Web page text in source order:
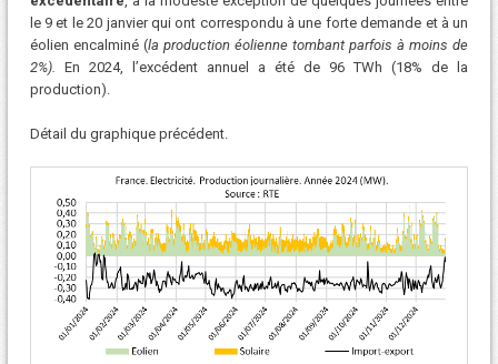
le 9 et le 20 janvier qui ont correspondu à une forte demande et à un
éolien encalminé (la production éolienne tombant parfois à moins de
2%). En 2024, l’excédent annuel a été de 96 TWh (18% de la
production).
Détail du graphique précédent.